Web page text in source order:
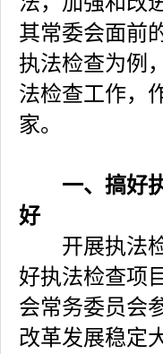
其常委会面前
执法检查为例
法检查工作，
家。
一、搞好
好
开展执法检
好执法检查项
会常务委员会
改革发展稳定